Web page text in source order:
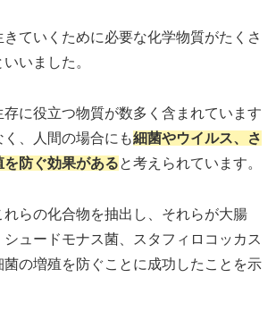
ていくために必要な化学物質がたくさ
いました。
に役立つ物質が数多く含まれています
、人間の場合にも細菌やウイルス、さ
防ぐ効果があると考えられています。
らの化合物を抽出し、それらが大腸
ュードモナス菌、スタフィロコッカス
の増殖を防ぐことに成功したことを示